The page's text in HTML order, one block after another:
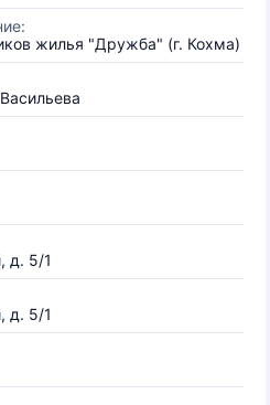
жилья "Дружба" (г. Кохма)
д. 5/1
д. 5/1